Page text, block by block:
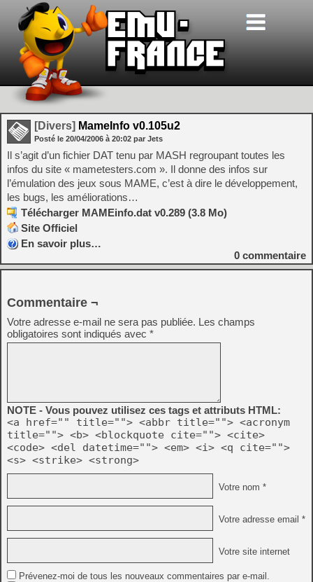
[Divers] MameInfo v0.105u2
Posté le 20/04/2006 à 20:02 par Jets
Il s’agit d’un fichier DAT tenu par MASH regroupant toutes les
infos du site « mametesters.com ». Il donne des infos sur
l’émulation des jeux sous MAME, c’est à dire le développement,
les bugs, les améliorations…
Télécharger MAMEinfo.dat v0.289 (3.8 Mo)
Site Officiel
En savoir plus…
0 commentaire
Commentaire ¬
Votre adresse e-mail ne sera pas publiée. Les champs
obligatoires sont indiqués avec *
NOTE - Vous pouvez utilisez ces tags et attributs HTML:
<a href="" title=""> <abbr title=""> <acronym
title=""> <b> <blockquote cite=""> <cite>
<code> <del datetime=""> <em> <i> <q cite="">
<s> <strike> <strong>
Votre nom *
Votre adresse email *
Votre site internet
Prévenez-moi de tous les nouveaux commentaires par e-mail.